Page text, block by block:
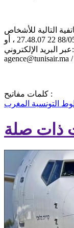
التالية للأشخاص
المهتمين: – 05 22 20.14.15 / 05 22 20.14 88/05 22 27.48.07 ، أو
عبر البريد الإلكتروني: tunisaircasa@tunisair.ma /
agence@tunisair.ma
كلمات مفاتيح :
التونسية المغرب
ذات صلة